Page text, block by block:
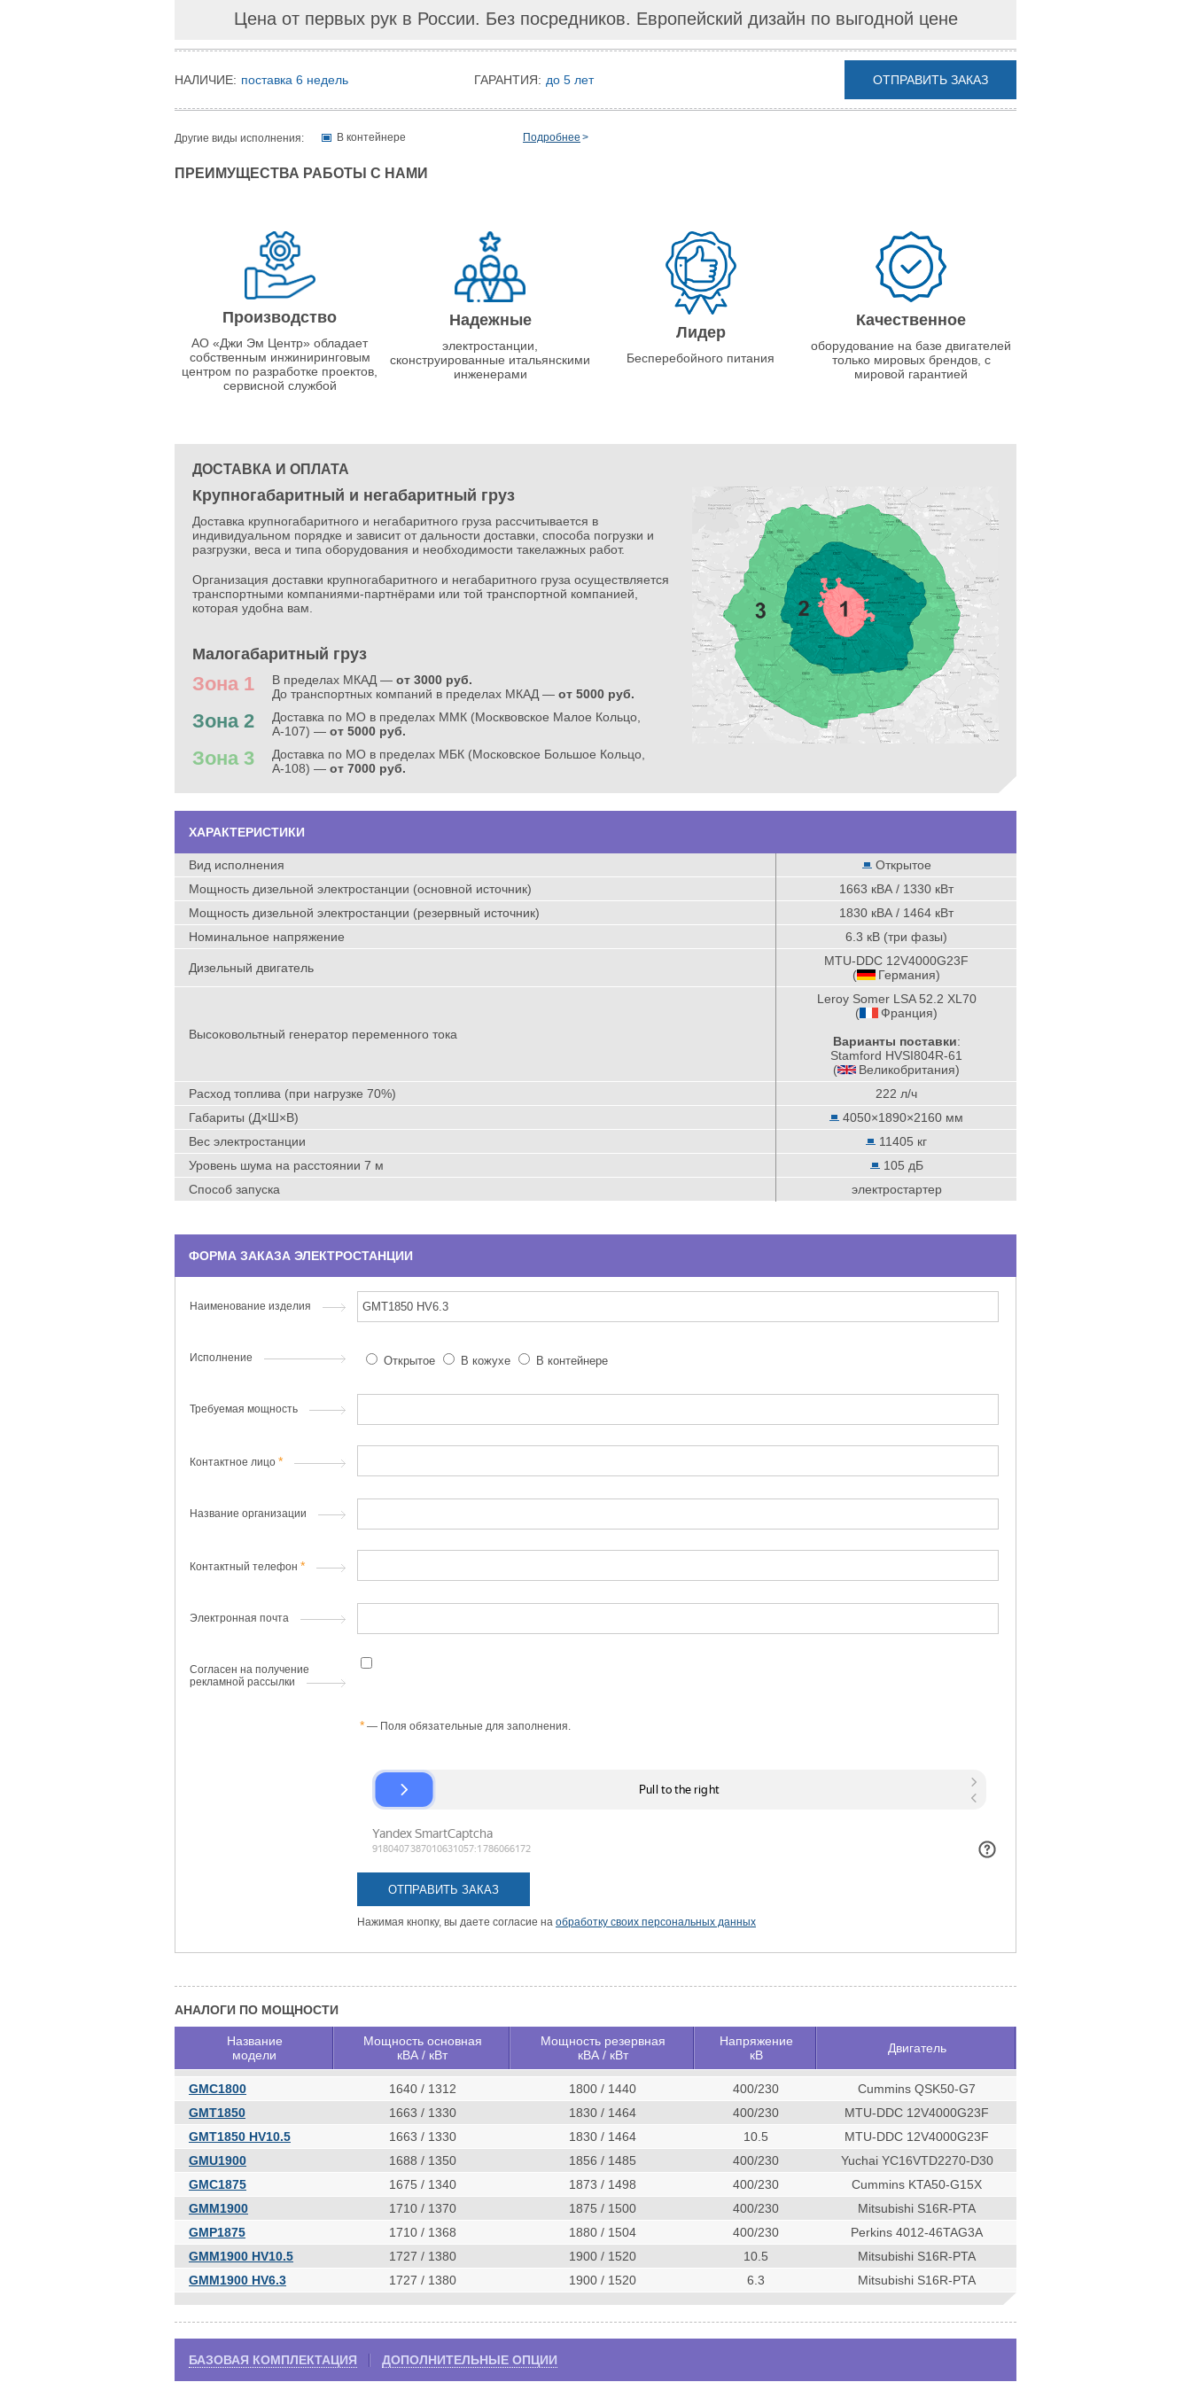
Цена от первых рук в России. Без посредников. Европейский дизайн по выгодной цене
НАЛИЧИЕ: поставка 6 недель ГАРАНТИЯ: до 5 лет ОТПРАВИТЬ ЗАКАЗ
Другие виды исполнения: В контейнере Подробнее
ПРЕИМУЩЕСТВА РАБОТЫ С НАМИ
Производство
АО «Джи Эм Центр» обладает
собственным инжиниринговым
центром по разработке проектов,
сервисной службой
Надежные
электростанции,
сконструированные итальянскими
инженерами
Лидер
Бесперебойного питания
Качественное
оборудование на базе двигателей
только мировых брендов, с
мировой гарантией
ДОСТАВКА И ОПЛАТА
Крупногабаритный и негабаритный груз
Доставка крупногабаритного и негабаритного груза рассчитывается в
индивидуальном порядке и зависит от дальности доставки, способа погрузки и
разгрузки, веса и типа оборудования и необходимости такелажных работ.
Организация доставки крупногабаритного и негабаритного груза осуществляется
транспортными компаниями-партнёрами или той транспортной компанией,
которая удобна вам.
Малогабаритный груз
Зона 1 В пределах МКАД — от 3000 руб.
До транспортных компаний в пределах МКАД — от 5000 руб.
Зона 2
Доставка по МО в пределах ММК (Москвовское Малое Кольцо,
А-107) — от 5000 руб.
Зона 3
Доставка по МО в пределах МБК (Московское Большое Кольцо,
А-108) — от 7000 руб.
ХАРАКТЕРИСТИКИ
Вид исполнения
Открытое
Мощность дизельной электростанции (основной источник)
1663 кВА / 1330 кВт
Мощность дизельной электростанции (резервный источник)
1830 кВА / 1464 кВт
Номинальное напряжение
6.3 кВ (три фазы)
Дизельный двигатель
MTU-DDC 12V4000G23F
(
Германия)
Высоковольтный генератор переменного тока
Leroy Somer LSA 52.2 XL70
(
Франция)
Варианты поставки:
Stamford HVSI804R-61
(
Великобритания)
Расход топлива (при нагрузке 70%)
222 л/ч
Габариты (Д×Ш×В)
4050×1890×2160 мм
Вес электростанции
11405 кг
Уровень шума на расстоянии 7 м
105 дБ
Способ запуска
электростартер
ФОРМА ЗАКАЗА ЭЛЕКТРОСТАНЦИИ
Наименование изделия
Исполнение Открытое В кожухе В контейнере
Требуемая мощность
Контактное лицо
Название организации
Контактный телефон
Электронная почта
Согласен на получение
рекламной рассылки
— Поля обязательные для заполнения.
Нажимая кнопку, вы даете согласие на обработку своих персональных данных
АНАЛОГИ ПО МОЩНОСТИ
Название
модели
Мощность основная
кВА / кВт
Мощность резервная
кВА / кВт
Напряжение
кВ
Двигатель
GMC1800 1640 / 1312 1800 / 1440 400/230
Cummins QSK50-G7
GMT1850
1663 / 1330 1830 / 1464 400/230
MTU-DDC 12V4000G23F
GMT1850 HV10.5
1663 / 1330 1830 / 1464 10.5
MTU-DDC 12V4000G23F
GMU1900
1688 / 1350 1856 / 1485 400/230
Yuchai YC16VTD2270-D30
GMC1875
1675 / 1340 1873 / 1498 400/230
Cummins KTA50-G15X
GMM1900
1710 / 1370 1875 / 1500 400/230
Mitsubishi S16R-PTA
GMP1875
1710 / 1368 1880 / 1504 400/230
Perkins 4012-46TAG3A
GMM1900 HV10.5
1727 / 1380 1900 / 1520 10.5
Mitsubishi S16R-PTA
GMM1900 HV6.3
1727 / 1380 1900 / 1520 6.3 Mitsubishi S16R-PTA
БАЗОВАЯ КОМПЛЕКТАЦИЯ ДОПОЛНИТЕЛЬНЫЕ ОПЦИИ